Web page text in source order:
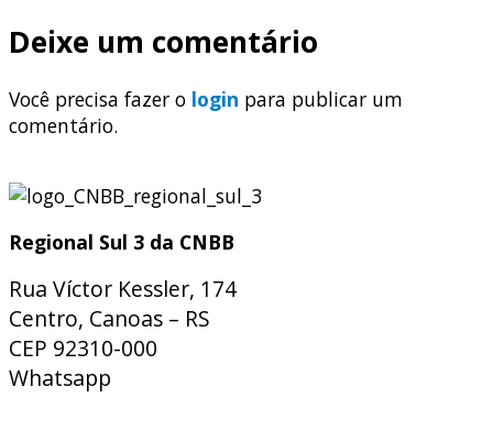
Deixe um comentário
Você precisa fazer o login para publicar um
comentário.
Regional Sul 3 da CNBB
Rua Víctor Kessler, 174
Centro, Canoas – RS
CEP 92310-000
Whatsapp